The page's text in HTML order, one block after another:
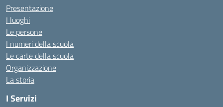
Presentazione
I luoghi
Le persone
I numeri della scuola
Le carte della scuola
Organizzazione
La storia
I Servizi